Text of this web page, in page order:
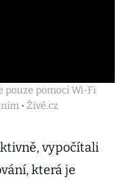
pouze pomocí Wi-Fi
• Živě.cz
vypočítali
která je